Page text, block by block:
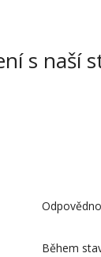
s naší
Během